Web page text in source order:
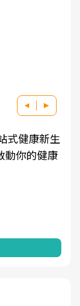
式健康新生
動你的健康